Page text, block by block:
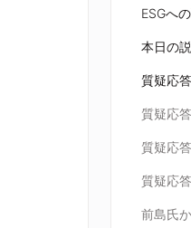
ESGへ
本日の
質疑応
質疑応
質疑応
前島氏